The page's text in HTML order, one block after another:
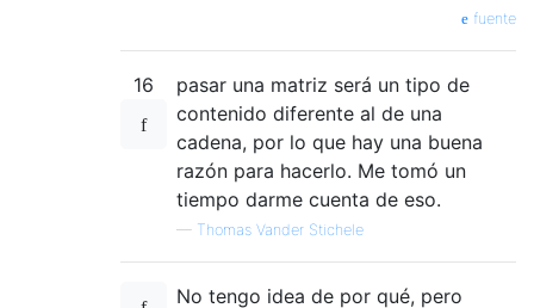
fuente
16
pasar una matriz será un tipo de
contenido diferente al de una
cadena, por lo que hay una buena
razón para hacerlo. Me tomó un
tiempo darme cuenta de eso.
— Thomas Vander Stichele
No tengo idea de por qué, pero